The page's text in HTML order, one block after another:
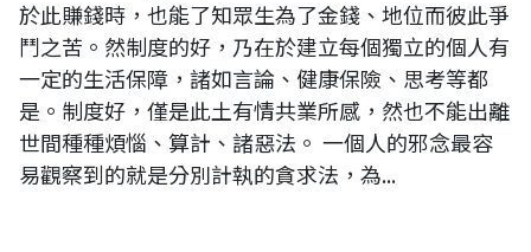
於此賺錢時，也能了知眾生為了金錢、地位而彼此爭
鬥之苦。然制度的好，乃在於建立每個獨立的個人有
一定的生活保障，諸如言論、健康保險、思考等都
是。制度好，僅是此土有情共業所感，然也不能出離
世間種種煩惱、算計、諸惡法。 一個人的邪念最容
易觀察到的就是分別計執的貪求法，為...